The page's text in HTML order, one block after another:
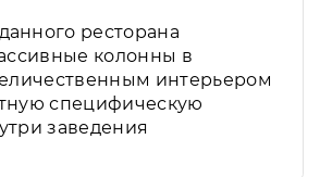
ресторана
колонны в
интерьером
специфическую
заведения